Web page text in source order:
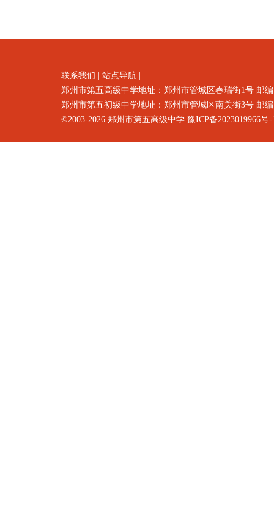
联系我们 站点导航
郑州市第五高级中学地址：郑州市管城区春瑞街1号 邮
郑州市第五初级中学地址：郑州市管城区南关街3号 邮
©2003-2026 郑州市第五高级中学 豫ICP备2023019966号-